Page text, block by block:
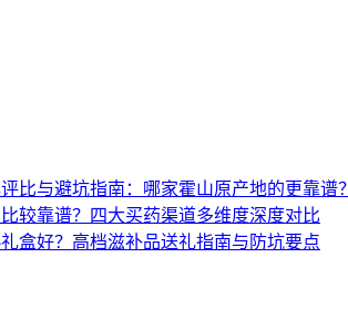
比与避坑指南：哪家霍山原产地的更靠谱？
较靠谱？四大买药渠道多维度深度对比
盒好？高档滋补品送礼指南与防坑要点